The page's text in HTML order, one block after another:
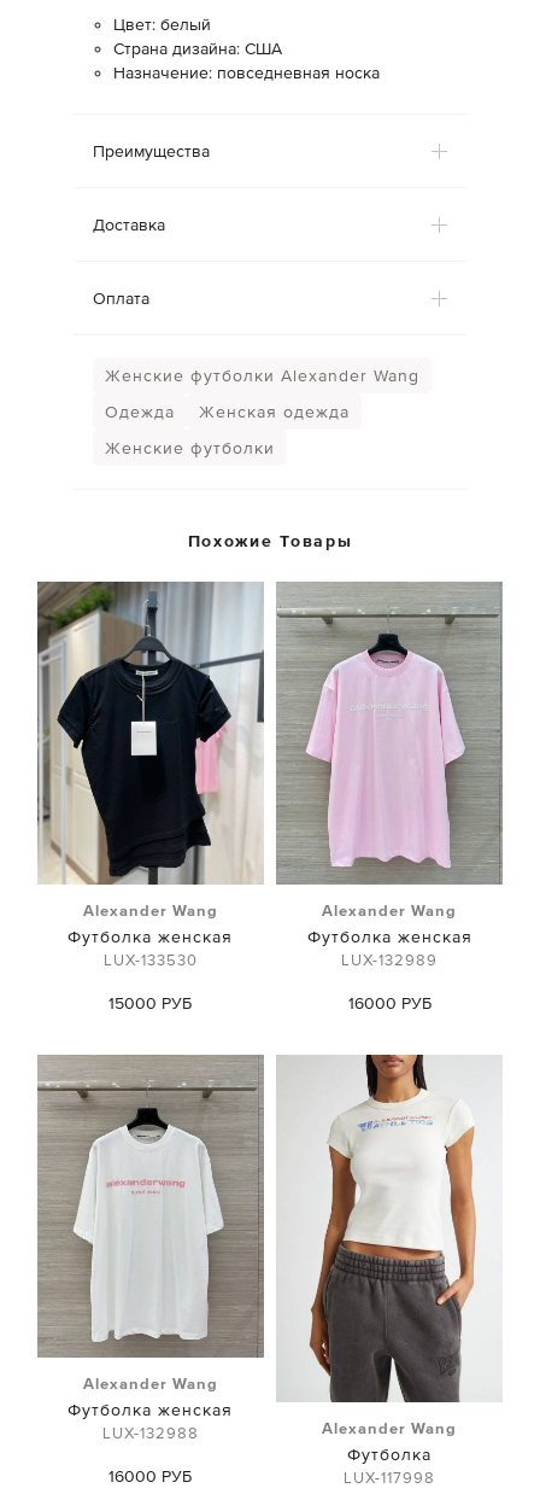
Цвет: белый
Страна дизайна: США
Назначение: повседневная носка
Преимущества
Доставка
Оплата
Женские футболки Alexander Wang
Одежда
Женская одежда
Женские футболки
Похожие Товары
Alexander Wang
Футболка женская
LUX-133530
15000 РУБ
Alexander Wang
Футболка женская
LUX-132989
16000 РУБ
Alexander Wang
Футболка женская
LUX-132988
16000 РУБ
Alexander Wang
Футболка
LUX-117998